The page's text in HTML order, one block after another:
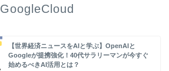
GoogleCloud
【世界経済ニュースをAIと学ぶ】OpenAIと
Googleが提携強化！40代サラリーマンが今すぐ
始めるべきAI活用とは？